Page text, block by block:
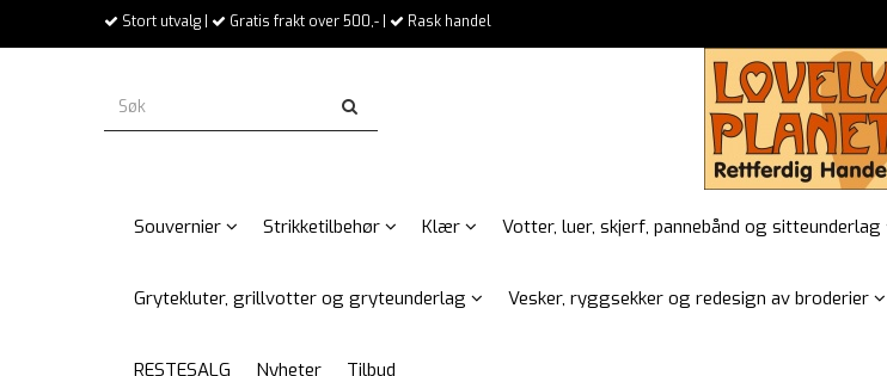
Stort utvalg | Gratis frakt over 500,- | Rask handel
Souvernier Strikketilbehør Klær Votter, luer, skjerf, pannebånd og sitteunderlag
Grytekluter, grillvotter og gryteunderlag Vesker, ryggsekker og redesign av broderier
RESTESALG Nyheter Tilbud